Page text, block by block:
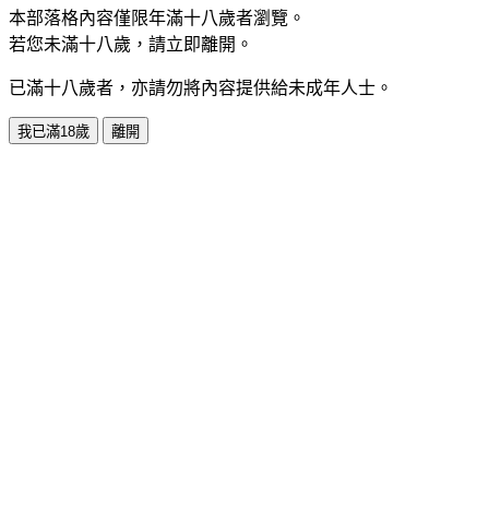
本部落格內容僅限年滿十八歲者瀏覽。
若您未滿十八歲，請立即離開。
已滿十八歲者，亦請勿將內容提供給未成年人士。
我已滿18歲 離開